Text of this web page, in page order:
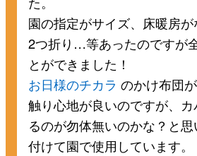
園の指定がサイズ、床暖房が
2つ折り…等あったのですが
とができました！
お日様のチカラ のかけ布団
触り心地が良いのですが、
るのが勿体無いのかな？と
付けて園で使用しています。